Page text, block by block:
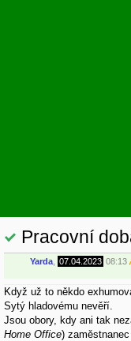
Pracovní
Yarda 07.04.2023 08:13
Když už to někdo
Sytý hladovému nevěří.
Jsou obory, kdy ani tak
Home Office)